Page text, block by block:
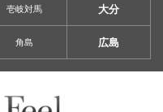
壱岐対馬 大分
角島 広島